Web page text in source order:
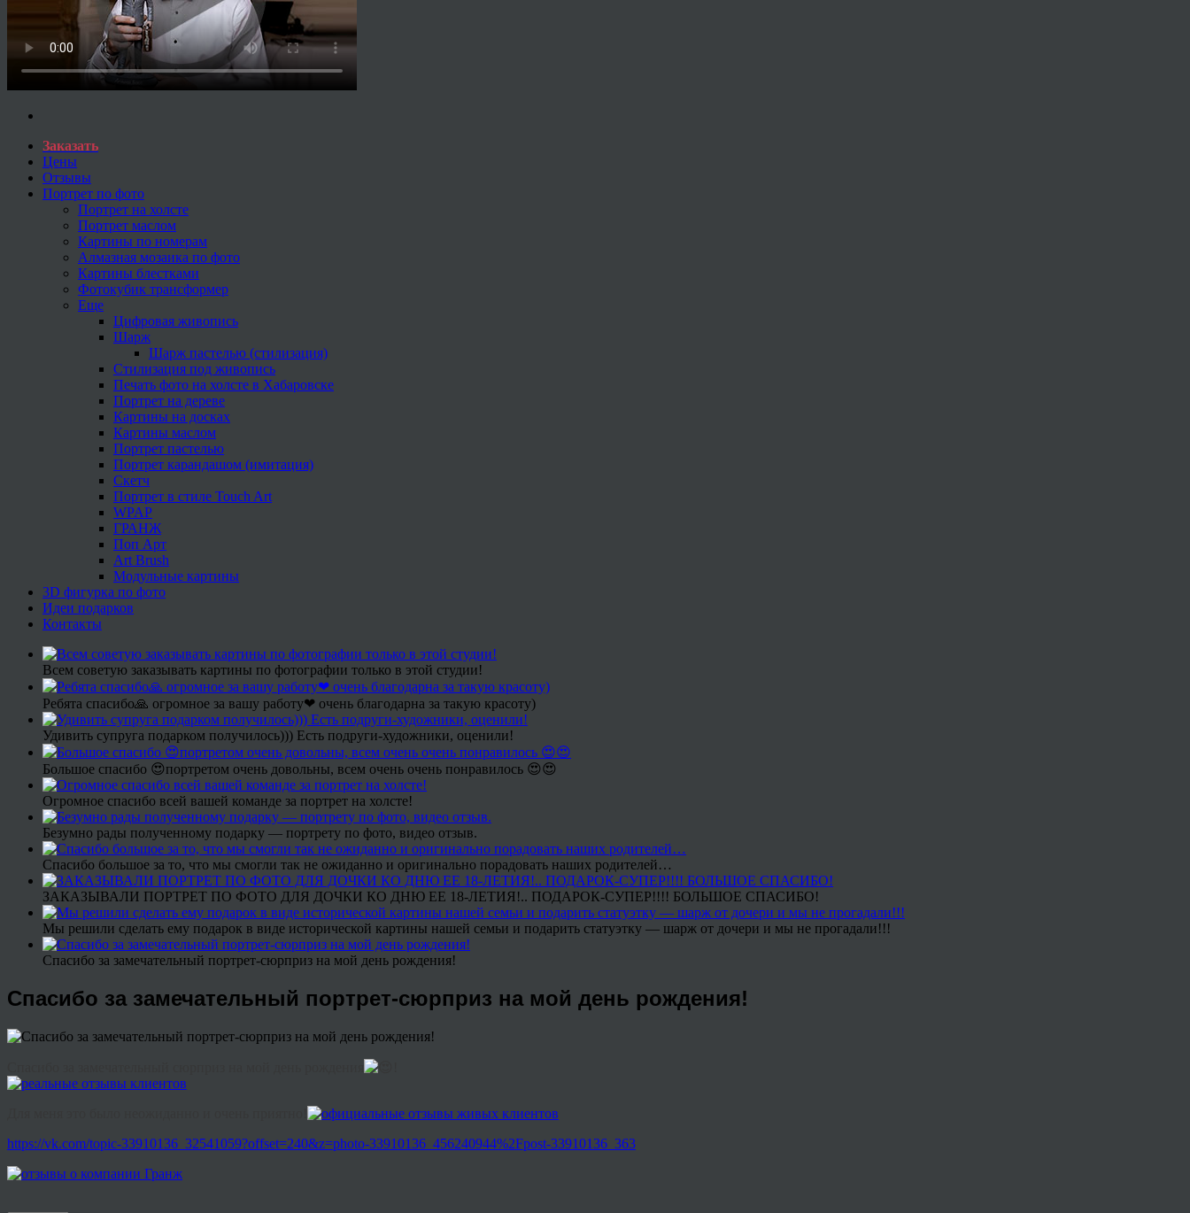
Заказать
Цены
Отзывы
Портрет по фото
Портрет на холсте
Портрет маслом
Картины по номерам
Алмазная мозаика по фото
Картины блестками
Фотокубик трансформер
Еще
Цифровая живопись
Шарж
Шарж пастелью (стилизация)
Стилизация под живопись
Печать фото на холсте в Хабаровске
Портрет на дереве
Картины на досках
Картины маслом
Портрет пастелью
Портрет карандашом (имитация)
Скетч
Портрет в стиле Touch Art
WPAP
ГРАНЖ
Поп Арт
Art Brush
Модульные картины
3D фигурка по фото
Идеи подарков
Контакты
Всем советую заказывать картины по фотографии только в этой студии!
Ребята спасибо🙏 огромное за вашу работу❤ очень благодарна за такую красоту)
Удивить супруга подарком получилось))) Есть подруги-художники, оценили!
Большое спасибо 😍портретом очень довольны, всем очень очень понравилось 😍😍
Огромное спасибо всей вашей команде за портрет на холсте!
Безумно рады полученному подарку — портрету по фото, видео отзыв.
Спасибо большое за то, что мы смогли так не ожиданно и оригинально порадовать наших родителей…
ЗАКАЗЫВАЛИ ПОРТРЕТ ПО ФОТО ДЛЯ ДОЧКИ КО ДНЮ ЕЕ 18-ЛЕТИЯ!.. ПОДАРОК-СУПЕР!!!! БОЛЬШОЕ СПАСИБО!
Мы решили сделать ему подарок в виде исторической картины нашей семьи и подарить статуэтку — шарж от дочери и мы не прогадали!!!
Спасибо за замечательный портрет-сюрприз на мой день рождения!
Спасибо за замечательный портрет-сюрприз на мой день рождения!
https://vk.com/topic-33910136_32541059?offset=240&z=photo-33910136_456240944%2Fpost-33910136_363